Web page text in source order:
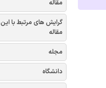
مقاله
گرایش های مرتبط با این
مقاله
مجله
دانشگاه